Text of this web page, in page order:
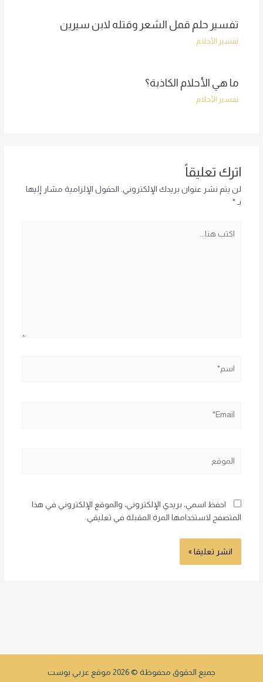
تفسير حلم قمل الشعر وقتله لابن سيرين
تفسير الأحلام
ما هي الأحلام الكاذبة؟
تفسير الأحلام
اترك تعليقاً
لن يتم نشر عنوان بريدك الإلكتروني. الحقول الإلزامية مشار إليها
بـ *
هنا...
احفظ اسمي، بريدي الإلكتروني، والموقع الإلكتروني في هذا
المتصفح لاستخدامها المرة المقبلة في تعليقي.
جميع الحقوق محفوظة © 2026 موقع عربي بوست